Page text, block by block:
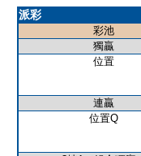
派彩
彩池
獨贏
位置
連贏
位置Q